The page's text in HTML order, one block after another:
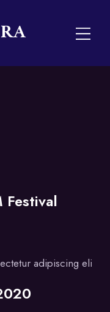
Menu
Festival
adipiscing elit.